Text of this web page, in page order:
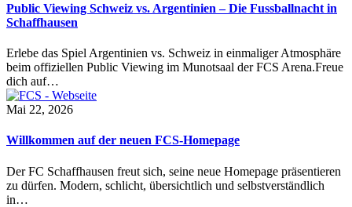
Public Viewing Schweiz vs. Argentinien – Die Fussballnacht in
Schaffhausen
Erlebe das Spiel Argentinien vs. Schweiz in einmaliger Atmosphäre
beim offiziellen Public Viewing im Munotsaal der FCS Arena.Freue
dich auf…
Mai 22, 2026
Willkommen auf der neuen FCS-Homepage
Der FC Schaffhausen freut sich, seine neue Homepage präsentieren
zu dürfen. Modern, schlicht, übersichtlich und selbstverständlich
in…